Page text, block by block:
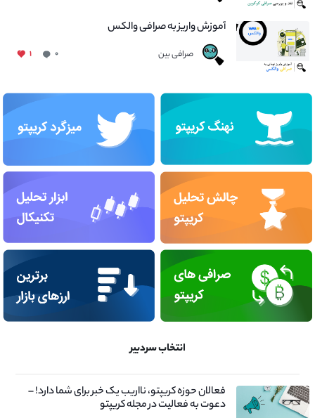
آموزش واریز به صرافی والکس
صرافی بین ۰ ۱
انتخاب سردبیر
فعالان حوزه کریپتو، نااریب یک خبر برای شما دارد! –
دعوت به فعالیت در مجله کریپتو